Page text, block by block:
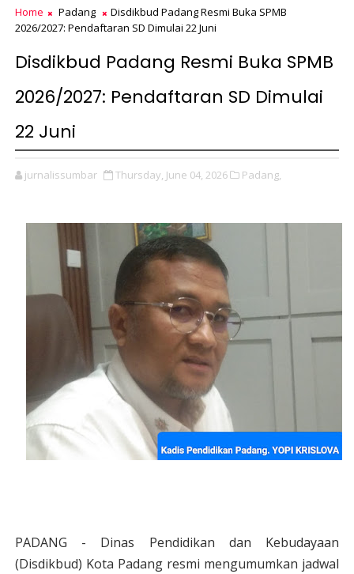
Home Padang
Disdikbud Padang Resmi Buka SPMB
2026/2027: Pendaftaran SD Dimulai 22 Juni
Disdikbud Padang Resmi Buka SPMB
2026/2027: Pendaftaran SD Dimulai
22 Juni
jurnalissumbar Thursday, June 04, 2026 Padang,
PADANG - Dinas Pendidikan dan Kebudayaan
(Disdikbud) Kota Padang resmi mengumumkan jadwal